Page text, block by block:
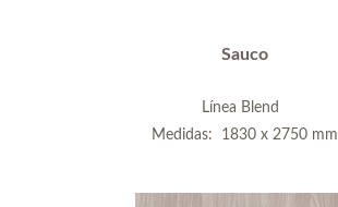
Sauco
Línea Blend
Medidas: 1830 x 2750 mm